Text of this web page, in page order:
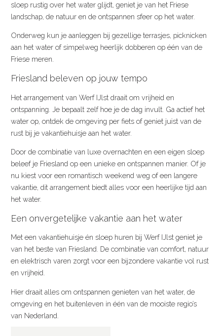
sloep rustig over het water glijdt, geniet je van het Friese
landschap, de natuur en de ontspannen sfeer op het water.
Onderweg kun je aanleggen bij gezellige terrasjes, picknicken
aan het water of simpelweg heerlijk dobberen op één van de
Friese meren.
Friesland beleven op jouw tempo
Het arrangement van Werf IJlst draait om vrijheid en
ontspanning. Je bepaalt zelf hoe je de dag invult. Ga actief het
water op, ontdek de omgeving per fiets of geniet juist van de
rust bij je vakantiehuisje aan het water.
Door de combinatie van luxe overnachten en een eigen sloep
beleef je Friesland op een unieke en ontspannen manier. Of je
nu kiest voor een romantisch weekend weg of een langere
vakantie, dit arrangement biedt alles voor een heerlijke tijd aan
het water.
Een onvergetelijke vakantie aan het water
Met een vakantiehuisje én sloep huren bij Werf IJlst geniet je
van het beste van Friesland. De combinatie van comfort, natuur
en elektrisch varen zorgt voor een bijzondere vakantie vol rust
en vrijheid.
Hier draait alles om ontspannen genieten van het water, de
omgeving en het buitenleven in één van de mooiste regio’s
van Nederland.